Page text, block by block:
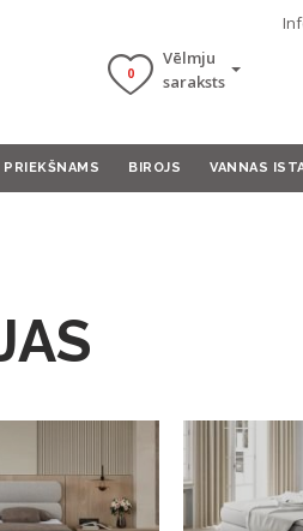
0
Vēlmju
saraksts
PRIEKŠNAMS BIROJS VANNAS